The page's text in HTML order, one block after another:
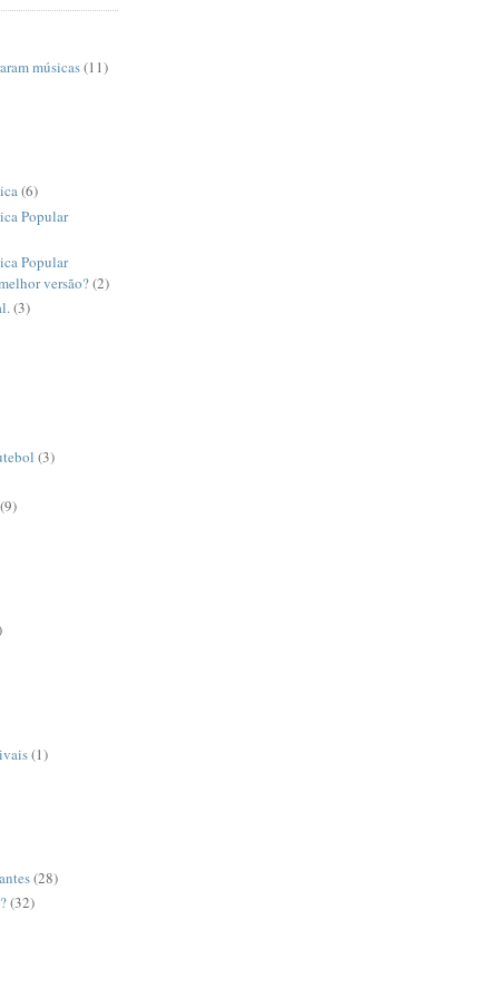
músicas(11)
(6)
Popular
Popular
versão?(2)
(3)
(3)
(9)
(1)
(28)
(32)